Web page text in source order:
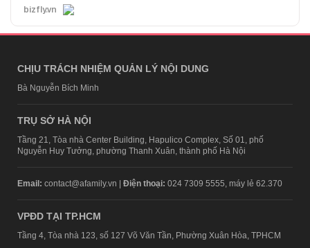
bizfly.vn
CHỊU TRÁCH NHIỆM QUẢN LÝ NỘI DUNG
Bà Nguyễn Bích Minh
TRỤ SỞ HÀ NỘI
Tầng 21, Tòa nhà Center Building, Hapulico Complex, Số 01, phố
Nguyễn Huy Tưởng, phường Thanh Xuân, thành phố Hà Nội
Email: contact@afamily.vn | Điện thoại: 024 7309 5555, máy lẻ 62.370
VPĐD TẠI TP.HCM
Tầng 4, Tòa nhà 123, số 127 Võ Văn Tần, Phường Xuân Hòa, TPHCM